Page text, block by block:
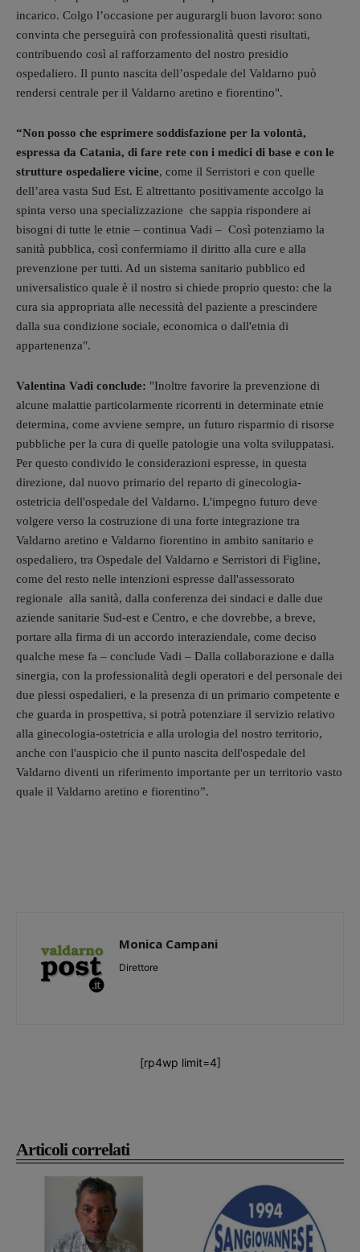
Articoli correlati
incarico. Colgo l’occasione per augurargli buon lavoro: sono
convinta che perseguirà con professionalità questi risultati,
contribuendo così al rafforzamento del nostro presidio
ospedaliero. Il punto nascita dell’ospedale del Valdarno può
rendersi centrale per il Valdarno aretino e fiorentino".
“Non posso che esprimere soddisfazione per la volontà,
espressa da Catania, di fare rete con i medici di base e con le
strutture ospedaliere vicine, come il Serristori e con quelle
dell’area vasta Sud Est. E altrettanto positivamente accolgo la
spinta verso una specializzazione che sappia rispondere ai
bisogni di tutte le etnie – continua Vadi – Così potenziamo la
sanità pubblica, così confermiamo il diritto alla cure e alla
prevenzione per tutti. Ad un sistema sanitario pubblico ed
universalistico quale è il nostro si chiede proprio questo: che la
cura sia appropriata alle necessità del paziente a prescindere
dalla sua condizione sociale, economica o dall'etnia di
appartenenza".
Valentina Vadi conclude: "Inoltre favorire la prevenzione di
alcune malattie particolarmente ricorrenti in determinate etnie
determina, come avviene sempre, un futuro risparmio di risorse
pubbliche per la cura di quelle patologie una volta sviluppatasi.
Per questo condivido le considerazioni espresse, in questa
direzione, dal nuovo primario del reparto di ginecologia-
ostetricia dell'ospedale del Valdarno. L'impegno futuro deve
volgere verso la costruzione di una forte integrazione tra
Valdarno aretino e Valdarno fiorentino in ambito sanitario e
ospedaliero, tra Ospedale del Valdarno e Serristori di Figline,
come del resto nelle intenzioni espresse dall'assessorato
regionale alla sanità, dalla conferenza dei sindaci e dalle due
aziende sanitarie Sud-est e Centro, e che dovrebbe, a breve,
portare alla firma di un accordo interaziendale, come deciso
qualche mese fa – conclude Vadi – Dalla collaborazione e dalla
sinergia, con la professionalità degli operatori e del personale dei
due plessi ospedalieri, e la presenza di un primario competente e
che guarda in prospettiva, si potrà potenziare il servizio relativo
alla ginecologia-ostetricia e alla urologia del nostro territorio,
anche con l'auspicio che il punto nascita dell'ospedale del
Valdarno diventi un riferimento importante per un territorio vasto
quale il Valdarno aretino e fiorentino”.
Monica Campani
Direttore
[rp4wp limit=4]